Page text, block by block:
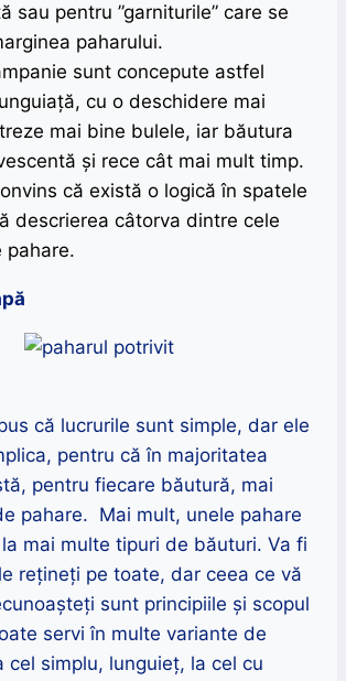
sau pentru ”garniturile” care se
paharului.
sunt concepute astfel
cu o deschidere mai
mai bine bulele, iar băutura
și rece cât mai mult timp.
că există o logică în spatele
descrierea câtorva dintre cele
pahare.
că lucrurile sunt simple, dar ele
pentru că în majoritatea
pentru fiecare băutură, mai
pahare. Mai mult, unele pahare
mai multe tipuri de băuturi. Va fi
rețineți pe toate, dar ceea ce vă
sunt principiile și scopul
servi în multe variante de
cel simplu, lunguieț, la cel cu